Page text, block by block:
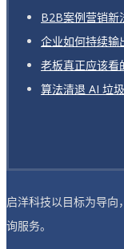
B2B案例营销新
企业如何持续输
老板真正应该看
算法清退 AI 垃
启洋科技以目标为导向
询服务。